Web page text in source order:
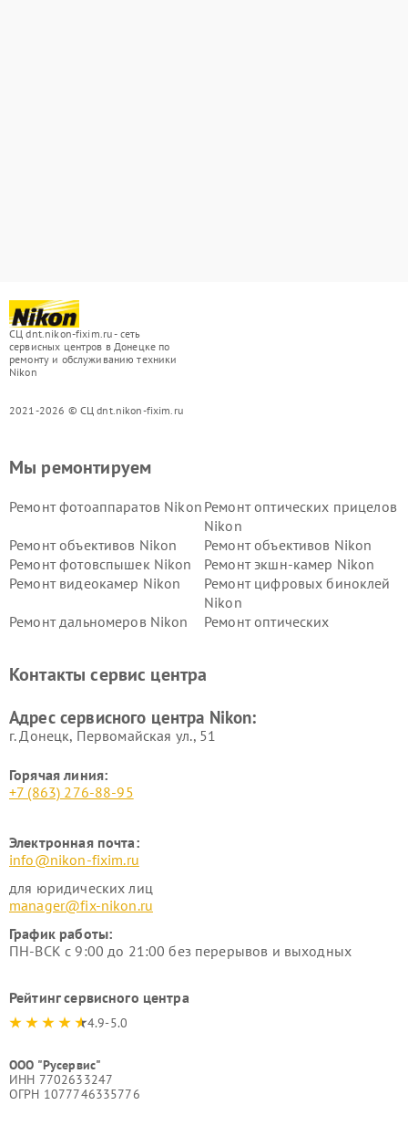
СЦ dnt.nikon-fixim.ru - сеть
сервисных центров в Донецке по
ремонту и обслуживанию техники
Nikon
2021-2026 © СЦ dnt.nikon-fixim.ru
Мы ремонтируем
Ремонт фотоаппаратов Nikon Ремонт оптических прицелов
Nikon
Ремонт объективов Nikon
Ремонт объективов Nikon
Ремонт фотовспышек Nikon
Ремонт экшн-камер Nikon
Ремонт видеокамер Nikon
Ремонт цифровых биноклей
Nikon
Ремонт дальномеров Nikon
Ремонт оптических
Контакты сервис центра
Адрес сервисного центра Nikon:
г. Донецк, Первомайская ул., 51
Горячая линия:
+7 (863) 276-88-95
Электронная почта:
info@nikon-fixim.ru
для юридических лиц
manager@fix-nikon.ru
График работы:
ПН-ВСК с 9:00 до 21:00 без перерывов и выходных
Рейтинг сервисного центра
4.9-5.0
ООО "Русервис"
ИНН 7702633247
ОГРН 1077746335776